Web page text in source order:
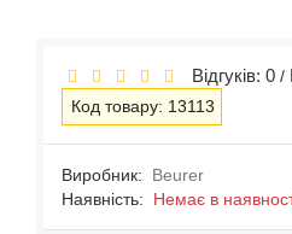
Відгуків: 0 /
Код товару: 13113
Виробник:
Beurer
Наявність: Немає в